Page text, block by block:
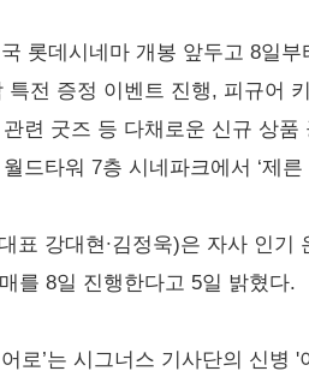
롯데시네마 개봉 앞두고 8일부
특전 증정 이벤트 진행, 피규어
련 굿즈 등 다채로운 신규 상품
드타워 7층 시네파크에서 ‘제
표 강대현∙김정욱)은 자사 인기
를 8일 진행한다고 5일 밝혔다.
로’는 시그너스 기사단의 신병